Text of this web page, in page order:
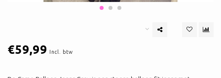
€59,99 Incl. btw